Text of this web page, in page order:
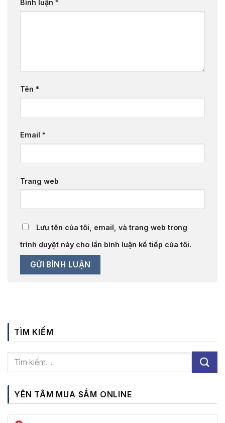
Bình luận *
Tên *
Email *
Trang web
Lưu tên của tôi, email, và trang web trong
trình duyệt này cho lần bình luận kế tiếp của tôi.
TÌM KIẾM
YÊN TÂM MUA SẮM ONLINE